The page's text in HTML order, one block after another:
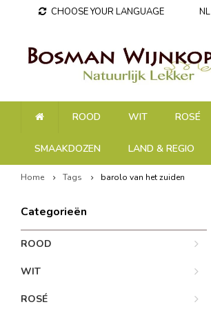
CHOOSE YOUR LANGUAGE NL
ROOD WIT ROSÉ
SMAAKDOZEN LAND & REGIO
Home Tags barolo van het zuiden
Categorieën
ROOD
WIT
ROSÉ